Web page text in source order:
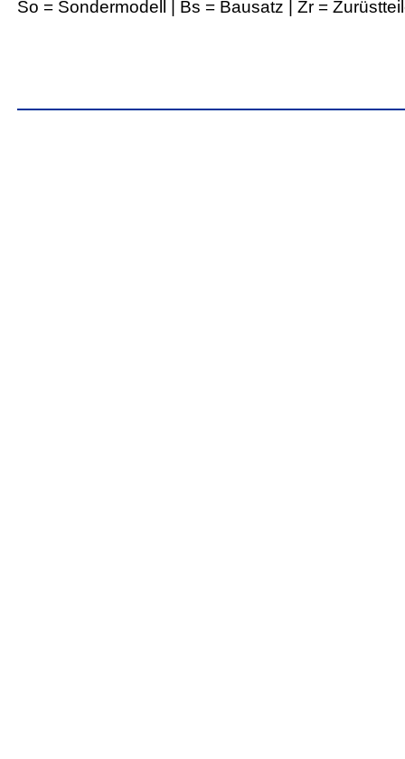
So = Sondermodell | Bs = Bausatz | Zr =